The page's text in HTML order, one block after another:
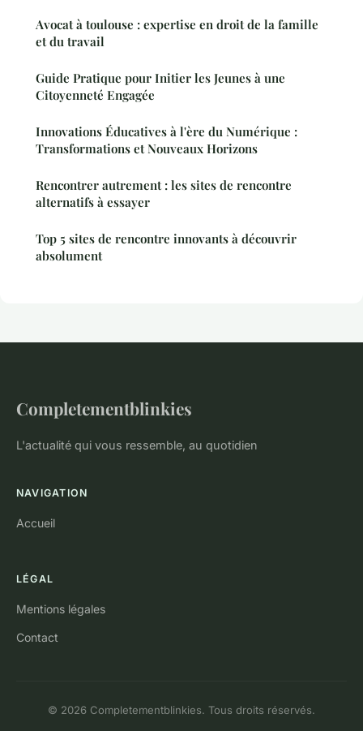
Avocat à toulouse : expertise en droit de la famille
et du travail
Guide Pratique pour Initier les Jeunes à une
Citoyenneté Engagée
Innovations Éducatives à l'ère du Numérique :
Transformations et Nouveaux Horizons
Rencontrer autrement : les sites de rencontre
alternatifs à essayer
Top 5 sites de rencontre innovants à découvrir
absolument
Completementblinkies
L'actualité qui vous ressemble, au quotidien
NAVIGATION
Accueil
LÉGAL
Mentions légales
Contact
© 2026 Completementblinkies. Tous droits réservés.